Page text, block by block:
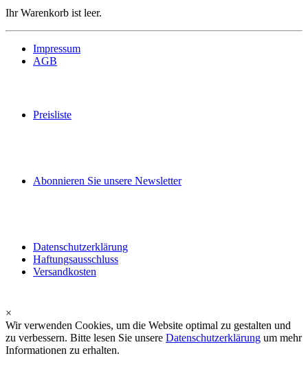
Ihr Warenkorb ist leer.
Impressum
AGB
Preisliste
Abonnieren Sie unsere Newsletter
Datenschutzerklärung
Haftungsausschluss
Versandkosten
×
Wir verwenden Cookies, um die Website optimal zu gestalten und
zu verbessern. Bitte lesen Sie unsere Datenschutzerklärung um mehr
Informationen zu erhalten.